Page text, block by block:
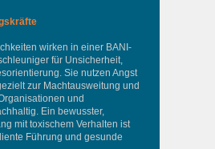
wirken in einer BANI-
für Unsicherheit,
Sie nutzen Angst
zur Machtausweitung und
und
Ein bewusster,
mit toxischem Verhalten ist
Führung und gesunde